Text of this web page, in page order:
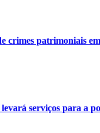
crimes patrimoniais
serviços para a